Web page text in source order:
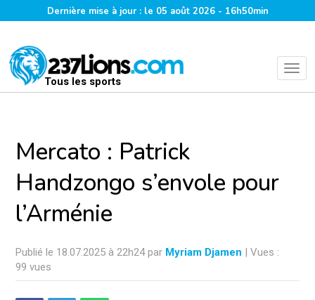
Dernière mise à jour : le 05 août 2026 - 16h50min
Tous les sports
Mercato : Patrick
Handzongo s’envole pour
l’Arménie
Publié le 18.07.2025 à 22h24 par Myriam Djamen | Vues :
99 vues